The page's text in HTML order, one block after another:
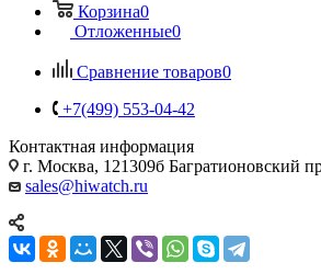
Корзина0
Отложенные0
Сравнение товаров0
+7(499) 553-04-42
Контактная информация
г. Москва, 121309б Багратионовский
sales@hiwatch.ru